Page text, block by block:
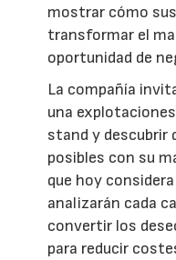
mostrar cómo
transformar el
oportunidad de
La compañía
una
stand y descubrir
posibles con su
que hoy
analizarán cada
convertir los
para reducir